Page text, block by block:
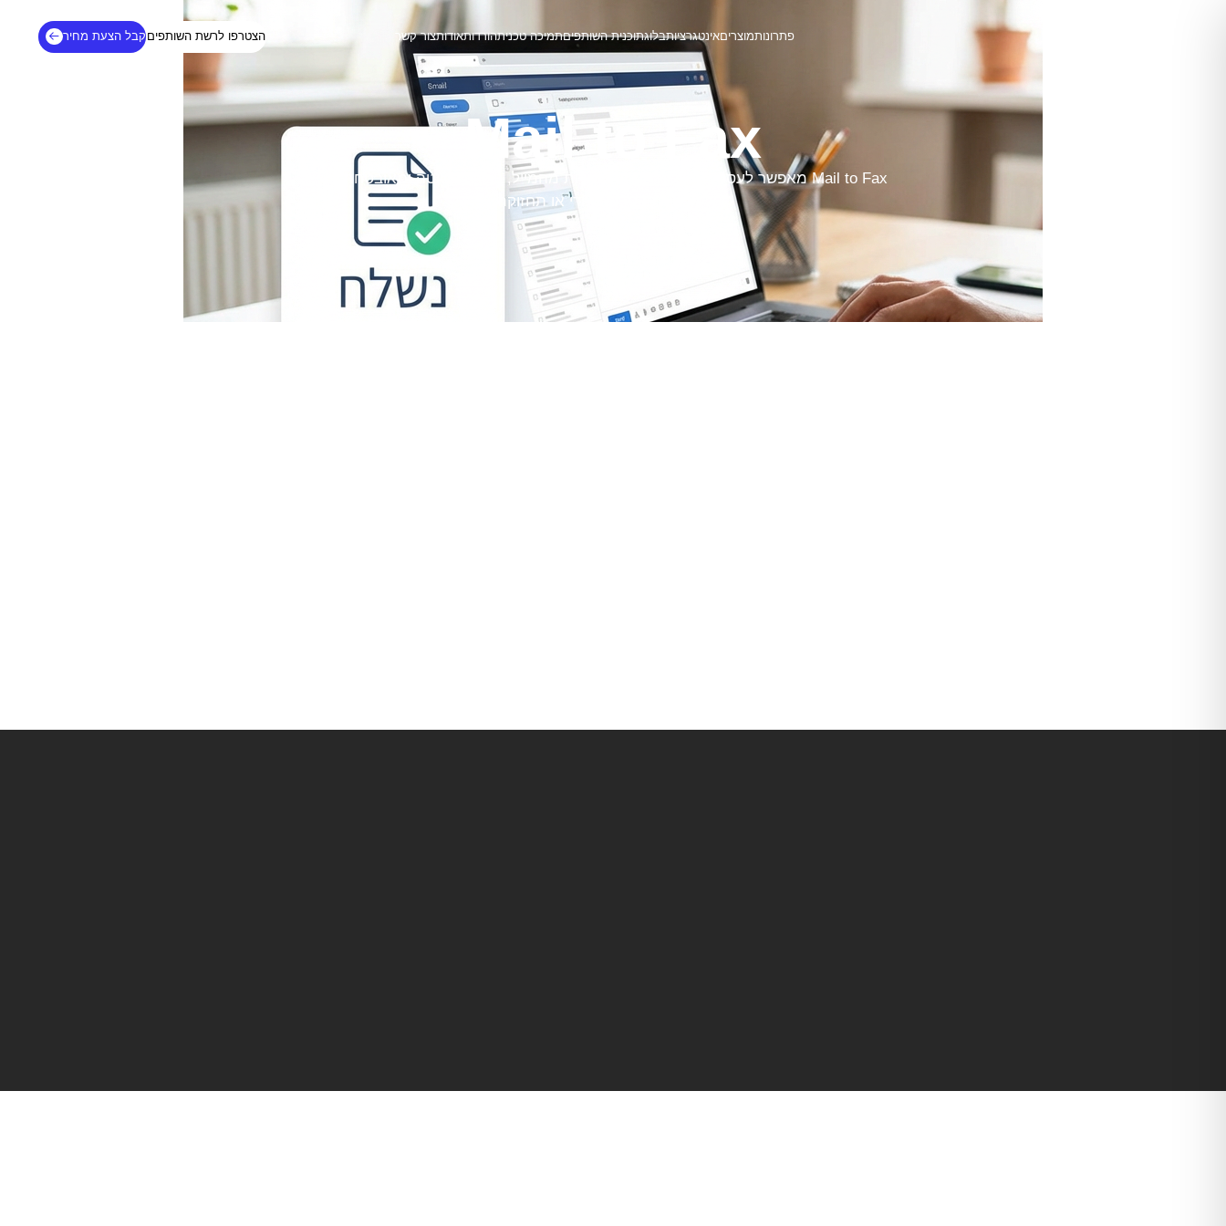
פתרונותמוצריםאינטגרציותבלוגתוכנית השותפיםתמיכה טכניתהורדותאודותצור קשר הצטרפו לרשת השותפיםקבל הצעת מחיר
Mail to Fax
Mail to Fax מאפשר לעסקים לשלוח פקסים ישירות מהמייל, בצורה פשוטה ומאובטחת,
ללא מכשיר פקס, קו ייעודי או תחזוקה.